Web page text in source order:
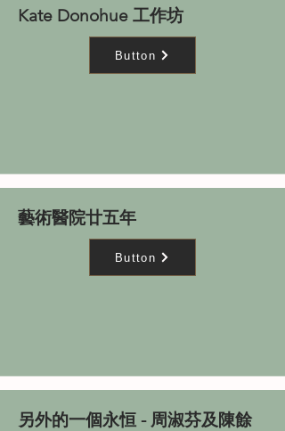
Kate Donohue 工作坊
Button
藝術醫院廿五年
Button
另外的一個永恒 - 周淑芬及陳餘